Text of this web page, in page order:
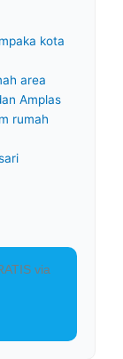
kota
area
Amplas
rumah
via